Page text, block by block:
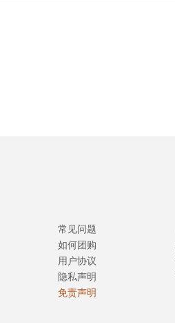
常见问题
如何团购
用户协议
隐私声明
免责声明